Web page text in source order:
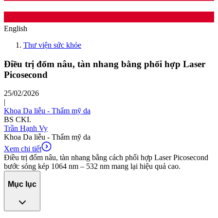
English
Thư viện sức khỏe
Điều trị đốm nâu, tàn nhang bằng phối hợp Laser
Picosecond
25/02/2026
|
Khoa Da liễu - Thẩm mỹ da
BS CKI.
Trần Hạnh Vy
Khoa Da liễu - Thẩm mỹ da
Xem chi tiết
Điều trị đốm nâu, tàn nhang bằng cách phối hợp Laser Picosecond
bước sóng kép 1064 nm – 532 nm mang lại hiệu quả cao.
Mục lục